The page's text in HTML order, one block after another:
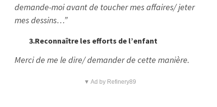
demande-moi avant de toucher mes affaires/ jeter
mes dessins…”
3.Reconnaître les efforts de l’enfant
Merci de me le dire/ demander de cette manière.
▼ Ad by Refinery89